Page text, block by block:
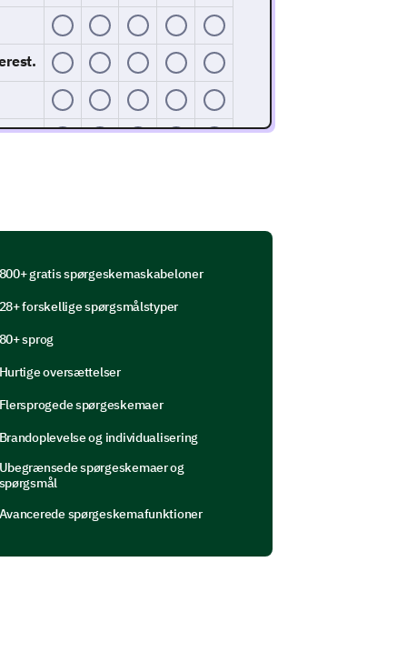
or personal growth.
you?
800+ gratis spørgeskemaskabeloner
28+ forskellige spørgsmålstyper
80+ sprog
Hurtige oversættelser
Flersprogede spørgeskemaer
Brandoplevelse og individualisering
Ubegrænsede spørgeskemaer og
spørgsmål
Avancerede spørgeskemafunktioner